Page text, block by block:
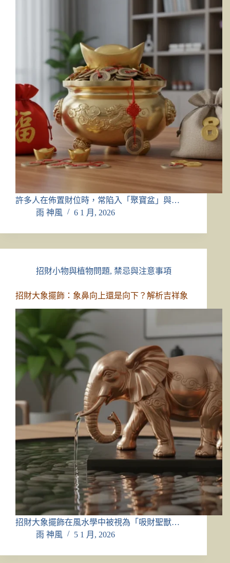
許多人在佈置財位時，常陷入「聚寶盆」與…
雨 神風
6 1 月, 2026
招財小物與植物問題, 禁忌與注意事項
招財大象擺飾：象鼻向上還是向下？解析吉祥象
招財大象擺飾在風水學中被視為「吸財聖獸…
雨 神風
5 1 月, 2026